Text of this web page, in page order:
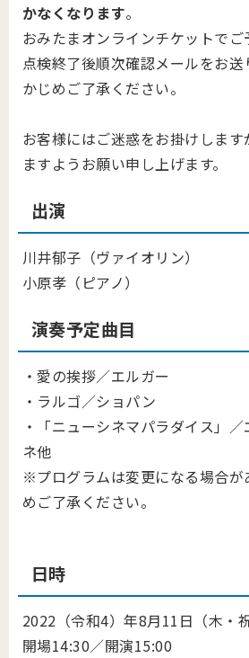
かなくなります。
おみたまオンラインチケットでご
点検終了後順次確認メールをお送
かじめご了承ください。
お客様にはご迷惑をお掛けします
ますようお願い申し上げます。
出演
川井郁子（ヴァイオリン）
小原孝（ピアノ）
演奏予定曲目
・愛の挨拶／エルガー
・ラルゴ／ショパン
・「ニューシネマパラダイス」
ネ他
※プログラムは変更になる場合が
めご了承ください。
日時
2022（令和4）年8月11日（木・祝
開場14:30／開演15:00